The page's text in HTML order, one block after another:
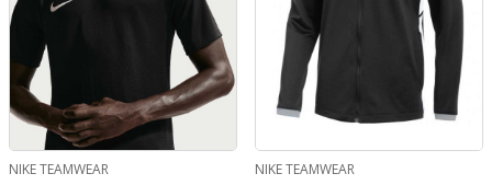
NIKE TEAMWEAR
NIKE TEAMWEAR